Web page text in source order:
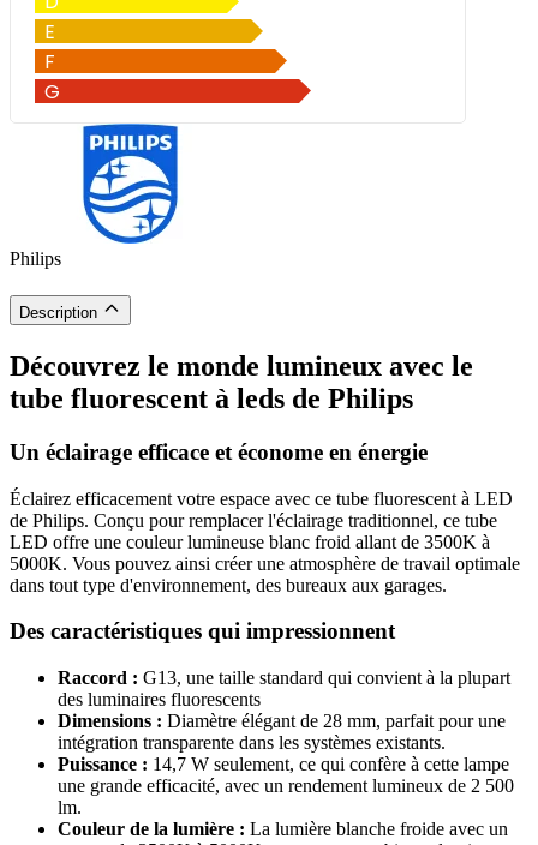
Philips
Description
Découvrez le monde lumineux avec le
tube fluorescent à leds de Philips
Un éclairage efficace et économe en énergie
Éclairez efficacement votre espace avec ce tube fluorescent à LED
de Philips. Conçu pour remplacer l'éclairage traditionnel, ce tube
LED offre une couleur lumineuse blanc froid allant de 3500K à
5000K. Vous pouvez ainsi créer une atmosphère de travail optimale
dans tout type d'environnement, des bureaux aux garages.
Des caractéristiques qui impressionnent
Raccord : G13, une taille standard qui convient à la plupart
des luminaires fluorescents
Dimensions : Diamètre élégant de 28 mm, parfait pour une
intégration transparente dans les systèmes existants.
Puissance : 14,7 W seulement, ce qui confère à cette lampe
une grande efficacité, avec un rendement lumineux de 2 500
lm.
Couleur de la lumière : La lumière blanche froide avec un